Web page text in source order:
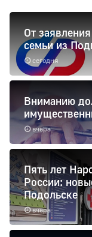
сегодня
От
семьи из
вчера
Вниманию
вчера
Пять лет
России:
Подольске